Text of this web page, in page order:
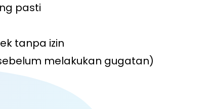
pasti
tanpa izin
melakukan gugatan)